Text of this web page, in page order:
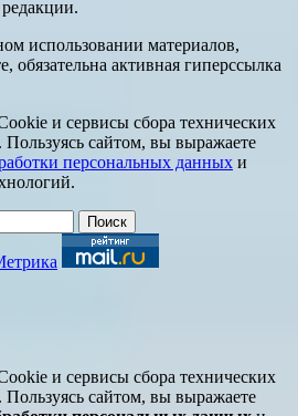
использовании материалов,
обязательна активная гиперссылка
и сервисы сбора технических
Пользуясь сайтом, вы выражаете
персональных данных и
и сервисы сбора технических
Пользуясь сайтом, вы выражаете